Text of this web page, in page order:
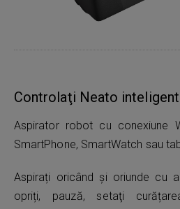
Controlaţi Neato
Aspirator robot cu conexiune
SmartPhone, SmartWatch sau
Aspirați oricând și oriunde cu
opriți, pauză, setaţi